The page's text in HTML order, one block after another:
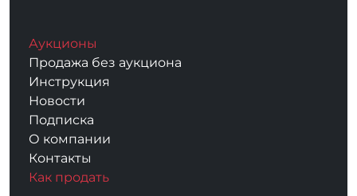
Аукционы
Продажа без аукциона
Инструкция
Новости
Подписка
О компании
Контакты
Как продать